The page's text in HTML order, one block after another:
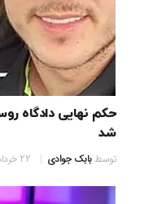
حکم نهایی دادگاه
شد
توسطبابک جوادی 22 خرداد, 1401